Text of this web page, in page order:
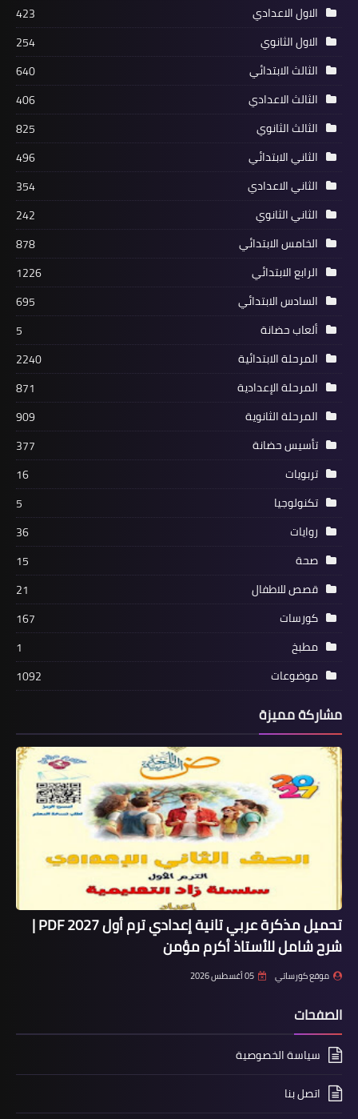
الاول الاعدادي
423
الاول الثانوي
254
الثالث الابتدائي
640
الثالث الاعدادي
406
الثالث الثانوي
825
الثاني الابتدائي
496
الثاني الاعدادي
354
الثاني الثانوي
242
الخامس الابتدائي
878
الرابع الابتدائي
1226
السادس الابتدائي
695
ألعاب حضانة
5
المرحلة الابتدائية
2240
المرحلة الإعدادية
871
المرحلة الثانوية
909
تأسيس حضانة
377
تربويات
16
تكنولوجيا
5
روايات
36
صحة
15
قصص للاطفال
21
كورسات
167
مطبخ
1
موضوعات
1092
مشاركة مميزة
تحميل مذكرة عربي تانية إعدادي ترم أول 2027 PDF |
شرح شامل للأستاذ أكرم مؤمن
موقع كورساتي 05 أغسطس 2026
الصفحات
سياسة الخصوصية
اتصل بنا